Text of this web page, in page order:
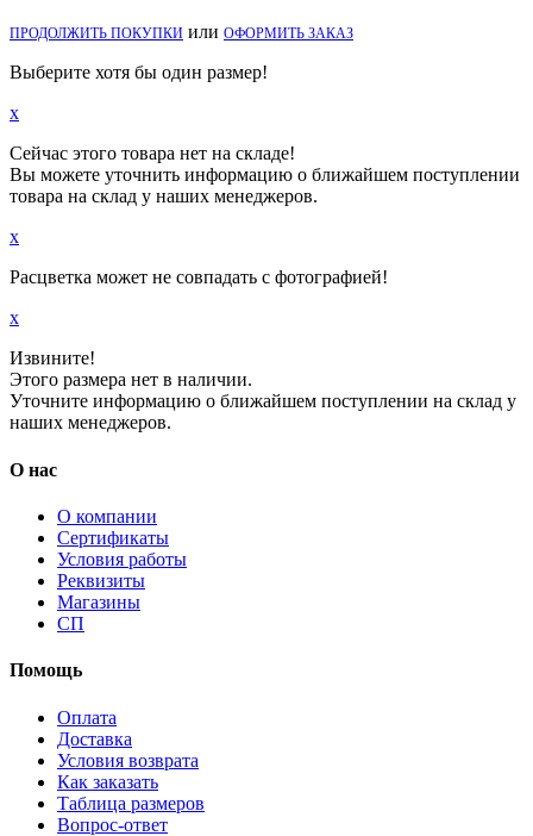
ПРОДОЛЖИТЬ ПОКУПКИ или ОФОРМИТЬ ЗАКАЗ
Выберите хотя бы один размер!
x
Сейчас этого товара нет на складе!
Вы можете уточнить информацию о ближайшем поступлении
товара на склад у наших менеджеров.
x
Расцветка может не совпадать с фотографией!
x
Извините!
Этого размера нет в наличии.
Уточните информацию о ближайшем поступлении на склад у
наших менеджеров.
О нас
О компании
Сертификаты
Условия работы
Реквизиты
Магазины
СП
Помощь
Оплата
Доставка
Условия возврата
Как заказать
Таблица размеров
Вопрос-ответ